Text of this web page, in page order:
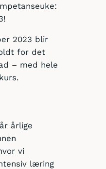
2023 blir
for det
– med hele
årlige
vi
læring